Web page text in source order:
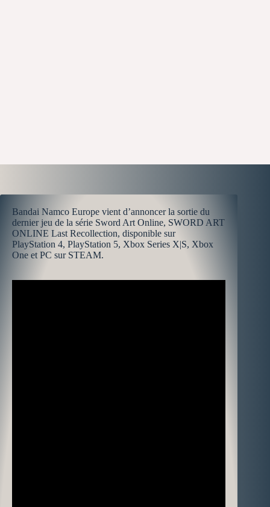
Bandai Namco Europe vient d’annoncer la sortie du
dernier jeu de la série Sword Art Online, SWORD ART
ONLINE Last Recollection, disponible sur
PlayStation 4, PlayStation 5, Xbox Series X|S, Xbox
One et PC sur STEAM.